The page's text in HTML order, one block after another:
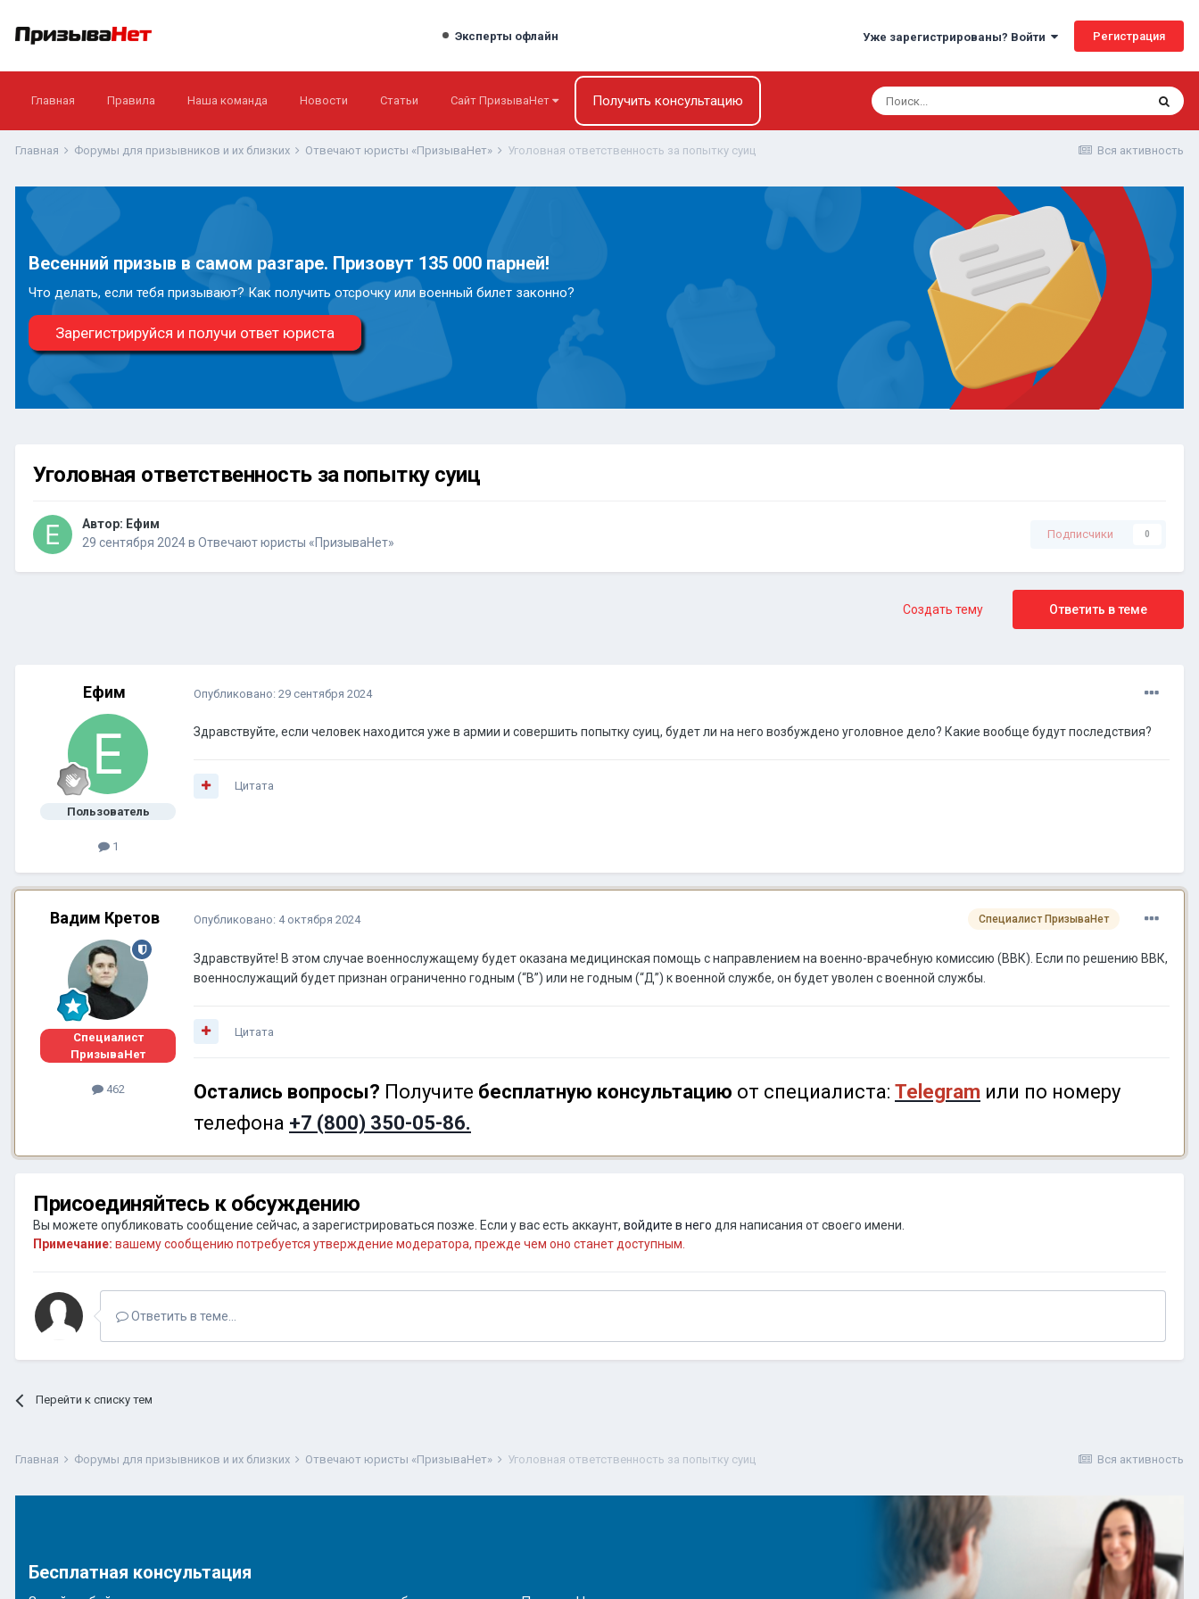
Эксперты офлайн Уже зарегистрированы? Войти Регистрация
Главная Правила Наша команда Новости Статьи Сайт ПризываНет Получить консультацию
Вся активность
Главная Форумы для призывников и их близких Отвечают юристы «ПризываНет» Уголовная ответственность за попытку суиц
Весенний призыв в самом разгаре. Призовут 135 000 парней!
Что делать, если тебя призывают? Как получить отсрочку или военный билет законно?
Зарегистрируйся и получи ответ юриста
Уголовная ответственность за попытку суиц
Автор: Ефим
29 сентября 2024в Отвечают юристы «ПризываНет»
Подписчики 0
Ответить в теме
Создать тему
Ефим
Пользователь
1
Опубликовано: 29 сентября 2024
Здравствуйте, если человек находится уже в армии и совершить попытку суиц, будет ли на него возбуждено уголовное дело? Какие вообще будут последствия?
Цитата
Вадим Кретов
Специалист
ПризываНет
462
Специалист ПризываНет
Опубликовано: 4 октября 2024
Здравствуйте! В этом случае военнослужащему будет оказана медицинская помощь с направлением на военно-врачебную комиссию (ВВК). Если по решению ВВК,
военнослужащий будет признан ограниченно годным (“В”) или не годным (“Д”) к военной службе, он будет уволен с военной службы.
Цитата
Остались вопросы? Получите бесплатную консультацию от специалиста: Telegram или по номеру
телефона +7 (800) 350-05-86.
Присоединяйтесь к обсуждению
Вы можете опубликовать сообщение сейчас, а зарегистрироваться позже. Если у вас есть аккаунт, войдите в него для написания от своего имени.
Примечание: вашему сообщению потребуется утверждение модератора, прежде чем оно станет доступным.
Ответить в теме...
Перейти к списку тем
Вся активность
Главная Форумы для призывников и их близких Отвечают юристы «ПризываНет» Уголовная ответственность за попытку суиц
Бесплатная консультация